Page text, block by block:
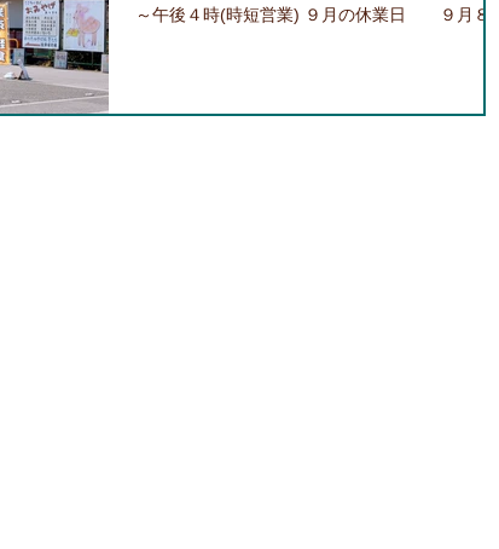
～午後４時(時短営業) ９月の休業日 ９月８日